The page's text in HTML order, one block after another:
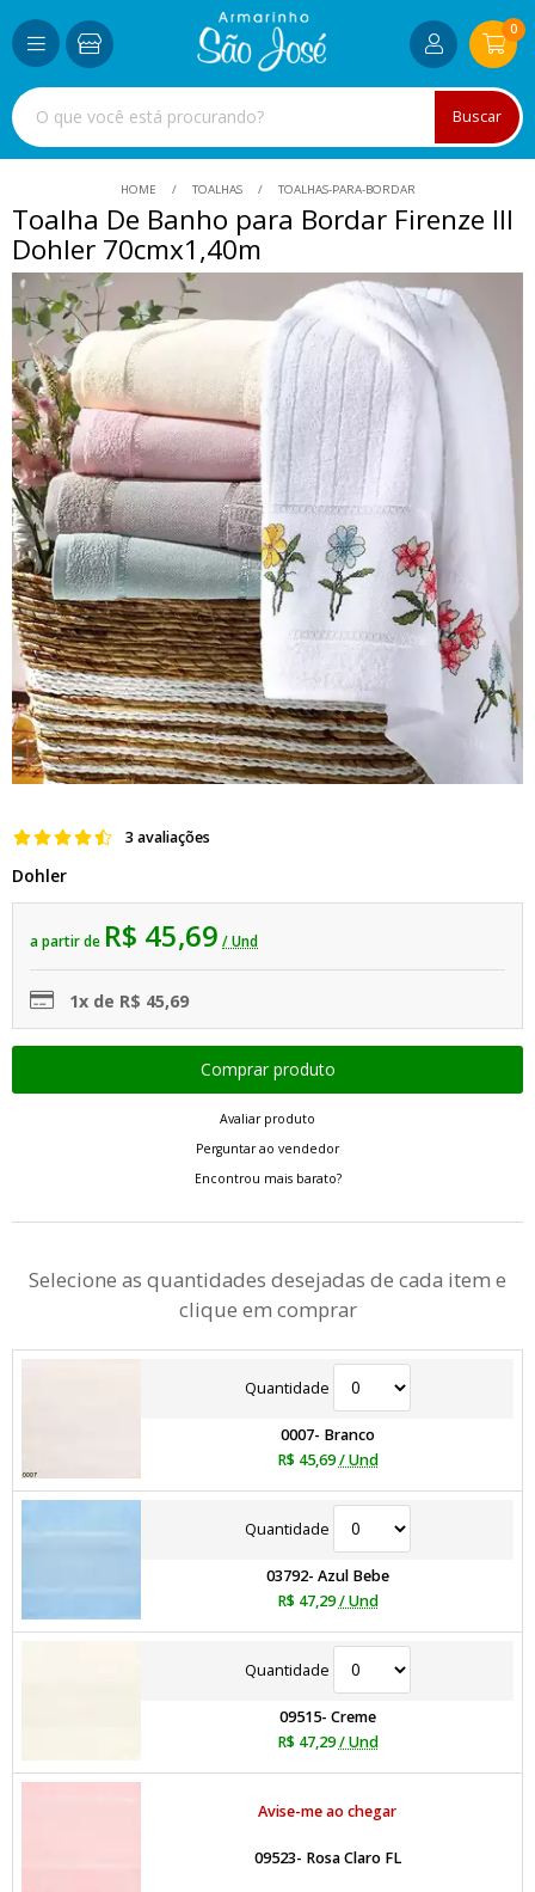
Buscar
0
HOME TOALHAS TOALHAS-PARA-BORDAR
Toalha De Banho para Bordar Firenze III
Dohler 70cmx1,40m
3 avaliações
Dohler
a partir de R$ 45,69 / Und
1x de R$ 45,69
Avaliar produto
Perguntar ao vendedor
Encontrou mais barato?
Selecione as quantidades desejadas de cada item e
clique em comprar
Quantidade
0007- Branco
R$ 45,69 / Und
Quantidade
03792- Azul Bebe
R$ 47,29 / Und
Quantidade
09515- Creme
R$ 47,29 / Und
Avise-me ao chegar
09523- Rosa Claro FL